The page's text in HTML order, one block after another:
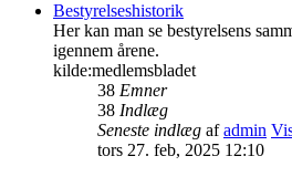
Bestyrelseshistorik
Her kan man se bestyrelsens
igennem årene.
kilde:medlemsbladet
38 Emner
38 Indlæg
Seneste indlæg afadmin
tors 27. feb, 2025 12:10